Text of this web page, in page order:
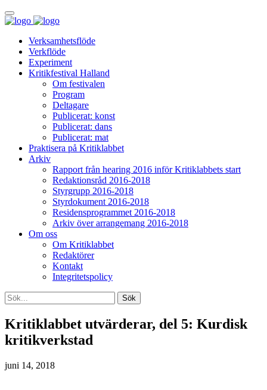
Verksamhetsflöde
Verkflöde
Experiment
Kritikfestival Halland
Om festivalen
Program
Deltagare
Publicerat: konst
Publicerat: dans
Publicerat: mat
Praktisera på Kritiklabbet
Arkiv
Rapport från hearing 2016 inför Kritiklabbets start
Redaktionsråd 2016-2018
Styrgrupp 2016-2018
Styrdokument 2016-2018
Residensprogrammet 2016-2018
Arkiv över arrangemang 2016-2018
Om oss
Om Kritiklabbet
Redaktörer
Kontakt
Integritetspolicy
Kritiklabbet utvärderar, del 5: Kurdisk
kritikverkstad
juni 14, 2018